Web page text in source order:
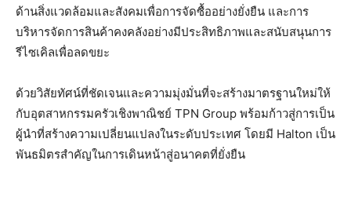
ด้านสิ่งแวดล้อมและสังคมเพื่อการจัดซื้ออย่างยั่งยืน และการ
บริหารจัดการสินค้าคงคลังอย่างมีประสิทธิภาพและสนับสนุนการ
รีไซเคิลเพื่อลดขยะ
ด้วยวิสัยทัศน์ที่ชัดเจนและความมุ่งมั่นที่จะสร้างมาตรฐานใหม่ให้
กับอุตสาหกรรมครัวเชิงพาณิชย์ TPN Group พร้อมก้าวสู่การเป็น
ผู้นำที่สร้างความเปลี่ยนแปลงในระดับประเทศ โดยมี Halton เป็น
พันธมิตรสำคัญในการเดินหน้าสู่อนาคตที่ยั่งยืน